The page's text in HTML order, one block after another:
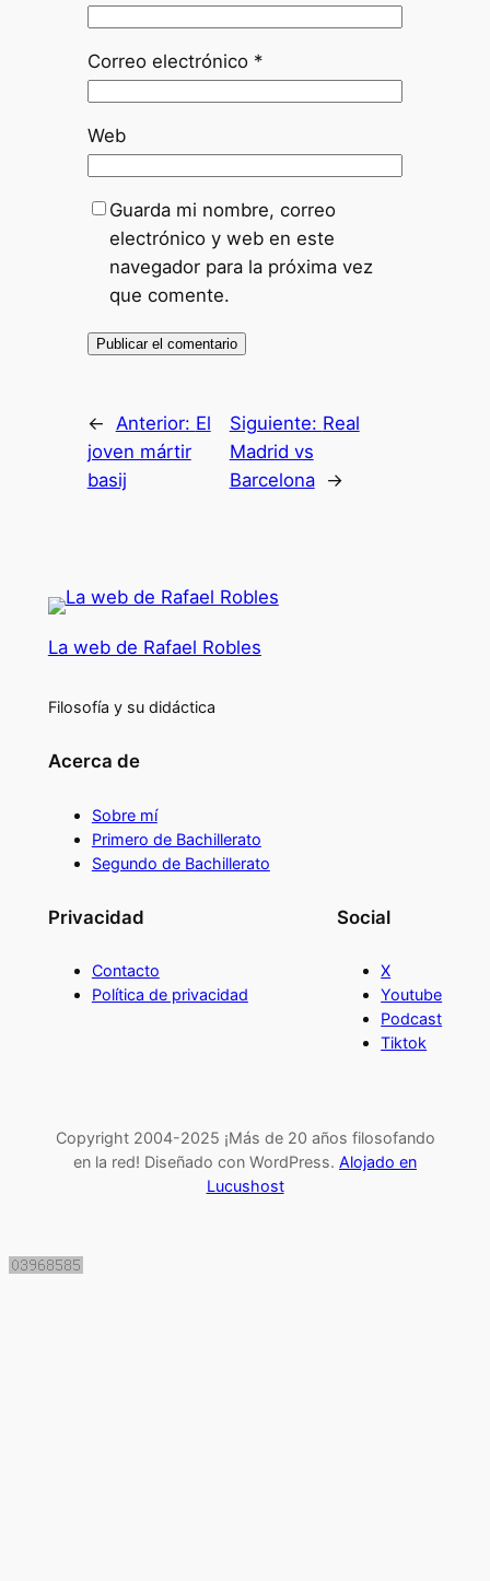
Correo electrónico *
Web
Guarda mi nombre, correo
electrónico y web en este
navegador para la próxima vez
que comente.
← Anterior: El
joven mártir
basij
Siguiente: Real
Madrid vs
Barcelona
→
La web de Rafael Robles
Filosofía y su didáctica
Acerca de
Sobre mí
Primero de Bachillerato
Segundo de Bachillerato
Privacidad
Contacto
Política de privacidad
Social
X
Youtube
Podcast
Tiktok
Copyright 2004-2025 ¡Más de 20 años filosofando
en la red! Diseñado con WordPress. Alojado en
Lucushost